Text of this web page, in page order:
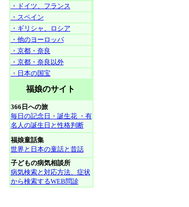
・ドイツ、フランス
・スペイン
・ギリシャ、ロシア
・他のヨーロッパ
・京都・奈良
・京都・奈良以外
・日本の国宝
福娘のサイト
366日への旅
毎日の記念日・誕生花 ・有
名人の誕生日と性格判断
福娘童話集
世界と日本の童話と昔話
子どもの病気相談所
病気検索と対応方法、症状
から検索するWEB問診